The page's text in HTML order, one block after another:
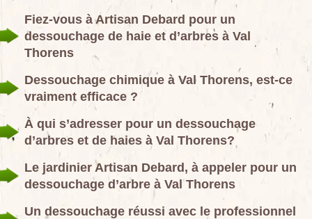
Fiez-vous à Artisan Debard pour un
dessouchage de haie et d’arbres à Val
Thorens
Dessouchage chimique à Val Thorens, est-ce
vraiment efficace ?
À qui s’adresser pour un dessouchage
d’arbres et de haies à Val Thorens?
Le jardinier Artisan Debard, à appeler pour un
dessouchage d’arbre à Val Thorens
Un dessouchage réussi avec le professionnel